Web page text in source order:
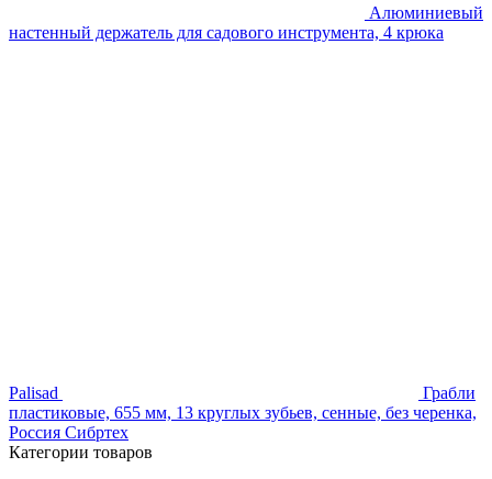
Алюминиевый
настенный держатель для садового инструмента, 4 крюка
Palisad
Грабли
пластиковые, 655 мм, 13 круглых зубьев, сенные, без черенка,
Россия Сибртех
Категории товаров